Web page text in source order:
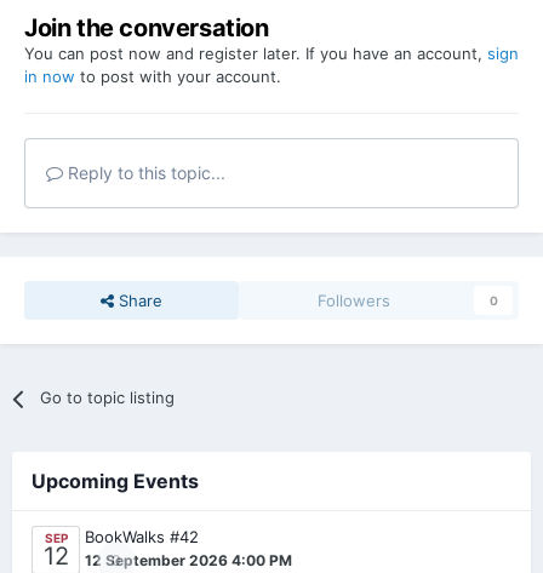
Join the conversation
You can post now and register later. If you have an account, sign
in now to post with your account.
Reply to this topic...
Share Followers 0
Go to topic listing
Upcoming Events
SEP
12 0
BookWalks #42
12 September 2026 4:00 PM